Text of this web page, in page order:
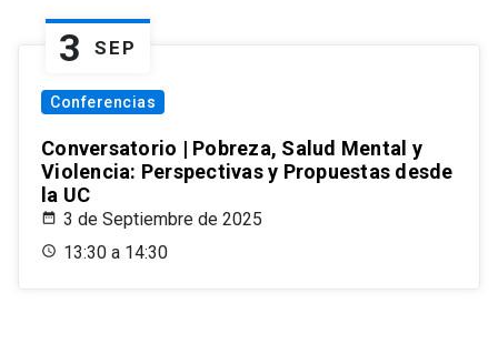
3 SEP
Conferencias
Conversatorio | Pobreza, Salud Mental y
Violencia: Perspectivas y Propuestas desde
la UC
3 de Septiembre de 2025
13:30 a 14:30